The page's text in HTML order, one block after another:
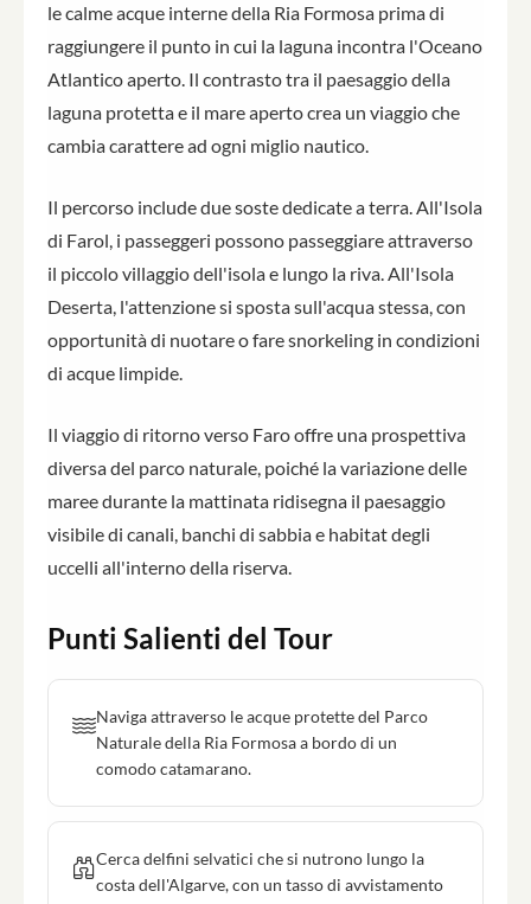
le calme acque interne della Ria Formosa prima di
raggiungere il punto in cui la laguna incontra l'Oceano
Atlantico aperto. Il contrasto tra il paesaggio della
laguna protetta e il mare aperto crea un viaggio che
cambia carattere ad ogni miglio nautico.
Il percorso include due soste dedicate a terra. All'Isola
di Farol, i passeggeri possono passeggiare attraverso
il piccolo villaggio dell'isola e lungo la riva. All'Isola
Deserta, l'attenzione si sposta sull'acqua stessa, con
opportunità di nuotare o fare snorkeling in condizioni
di acque limpide.
Il viaggio di ritorno verso Faro offre una prospettiva
diversa del parco naturale, poiché la variazione delle
maree durante la mattinata ridisegna il paesaggio
visibile di canali, banchi di sabbia e habitat degli
uccelli all'interno della riserva.
Punti Salienti del Tour
Naviga attraverso le acque protette del Parco
Naturale della Ria Formosa a bordo di un
comodo catamarano.
Cerca delfini selvatici che si nutrono lungo la
costa dell'Algarve, con un tasso di avvistamento